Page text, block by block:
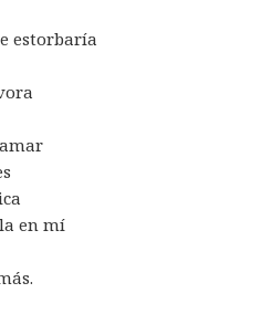
estorbaría
en mí